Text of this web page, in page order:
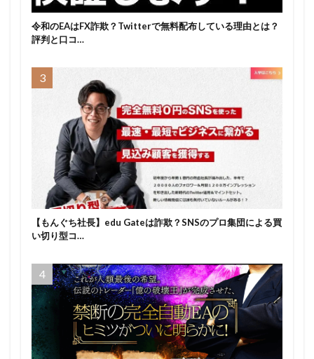
令和のEAはFX詐欺？Twitterで無料配布している理由とは？
評判と口コ…
【もんぐち社長】edu Gateは詐欺？SNSのプロ集団による買
い切り型コ…